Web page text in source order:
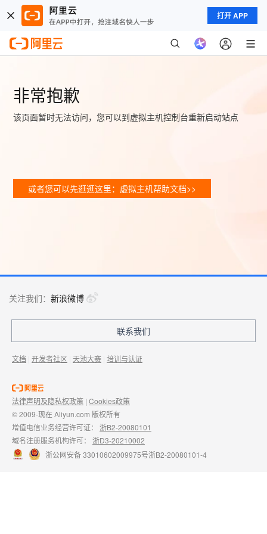
打开 APP
非常抱歉
该页面暂时无法访问，您可以到虚拟主机控制台重新启动站点
或者您可以先逛逛这里：虚拟主机帮助文档>>